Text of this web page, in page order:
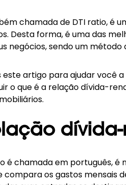
chamada de DTI ratio, é
Desta forma, é uma das
negócios, sendo um
artigo para ajudar você
o que é a relação dívida-
dívida-
é chamada em português, é
compara os gastos